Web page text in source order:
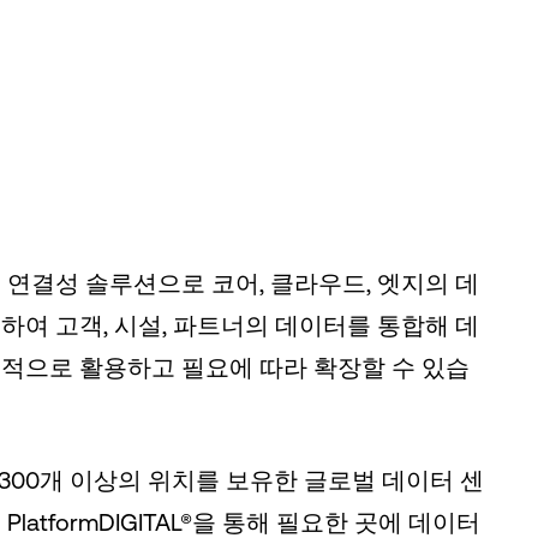
결성 솔루션으로 코어, 클라우드, 엣지의 데
여 고객, 시설, 파트너의 데이터를 통합해 데
으로 활용하고 필요에 따라 확장할 수 있습
개 이상의 위치를 보유한 글로벌 데이터 센
을 통해 필요한 곳에 데이터